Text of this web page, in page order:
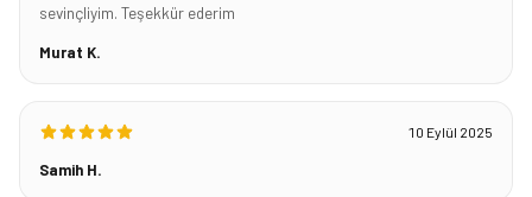
sevinçliyim. Teşekkür ederim
Murat K.
10 Eylül 2025
Samih H.